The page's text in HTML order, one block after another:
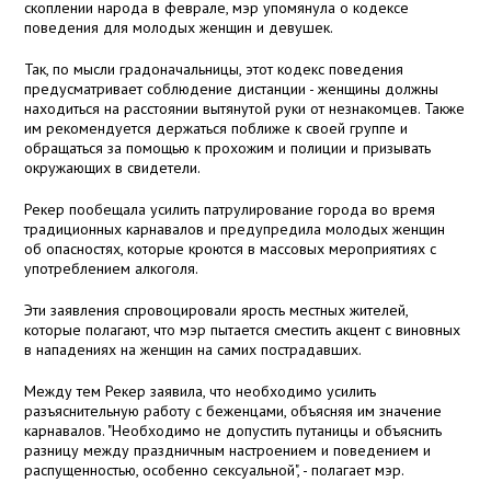
скоплении народа в феврале, мэр упомянула о кодексе
поведения для молодых женщин и девушек.
Так, по мысли градоначальницы, этот кодекс поведения
предусматривает соблюдение дистанции - женщины должны
находиться на расстоянии вытянутой руки от незнакомцев. Также
им рекомендуется держаться поближе к своей группе и
обращаться за помощью к прохожим и полиции и призывать
окружающих в свидетели.
Рекер пообещала усилить патрулирование города во время
традиционных карнавалов и предупредила молодых женщин
об опасностях, которые кроются в массовых мероприятиях с
употреблением алкоголя.
Эти заявления спровоцировали ярость местных жителей,
которые полагают, что мэр пытается сместить акцент с виновных
в нападениях на женщин на самих пострадавших.
Между тем Рекер заявила, что необходимо усилить
разъяснительную работу с беженцами, объясняя им значение
карнавалов. "Необходимо не допустить путаницы и объяснить
разницу между праздничным настроением и поведением и
распущенностью, особенно сексуальной", - полагает мэр.